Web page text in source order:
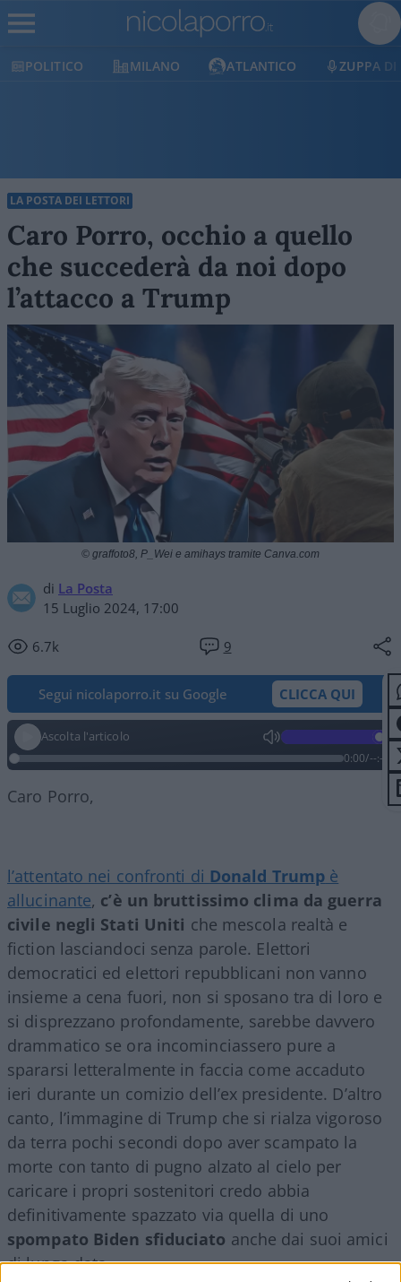
POLITICO MILANO ATLANTICO ZUPPA DI
LA POSTA DEI LETTORI
Caro Porro, occhio a quello
che succederà da noi dopo
l’attacco a Trump
di La Posta
15 Luglio 2024, 17:00
6.7k 9
© graffoto8, P_Wei e amihays tramite Canva.com
Segui nicolaporro.it su Google CLICCA QUI
Ascolta l'articolo
0:00/--:--
Caro Porro,
l’attentato nei confronti di Donald Trump è
allucinante, c’è un bruttissimo clima da guerra
civile negli Stati Uniti che mescola realtà e
fiction lasciandoci senza parole. Elettori
democratici ed elettori repubblicani non vanno
insieme a cena fuori, non si sposano tra di loro e
si disprezzano profondamente, sarebbe davvero
drammatico se ora incominciassero pure a
spararsi letteralmente in faccia come accaduto
ieri durante un comizio dell’ex presidente. D’altro
canto, l’immagine di Trump che si rialza vigoroso
da terra pochi secondi dopo aver scampato la
morte con tanto di pugno alzato al cielo per
caricare i propri sostenitori credo abbia
definitivamente spazzato via quella di uno
spompato Biden sfiduciato anche dai suoi amici
di lunga data.